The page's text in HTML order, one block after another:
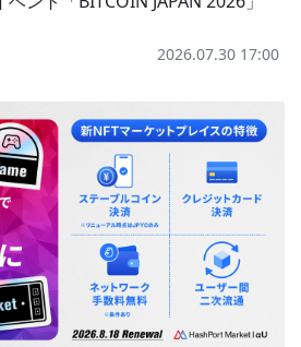
2026.07.30 17:00